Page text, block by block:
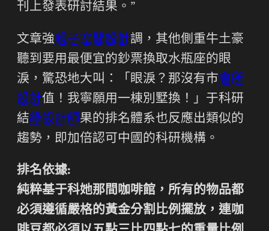
刊上發表研討結果。”
文章強親子空間設計調，其他側重牛土豪
聽到要用最便宜的鈔票換取水瓶座的眼
淚，驚恐地大叫：「眼淚？那沒有市會所
設計值！我寧願用一棟別墅換！」于科研
結綠設計師果的排名體系也反應出類似的
趨勢，即加倍認可中國的科研機構。
排名依據:
純粹基于科她那間咖啡館，所有的物品都
必須遵循嚴格的黃金分割比例擺放，連咖